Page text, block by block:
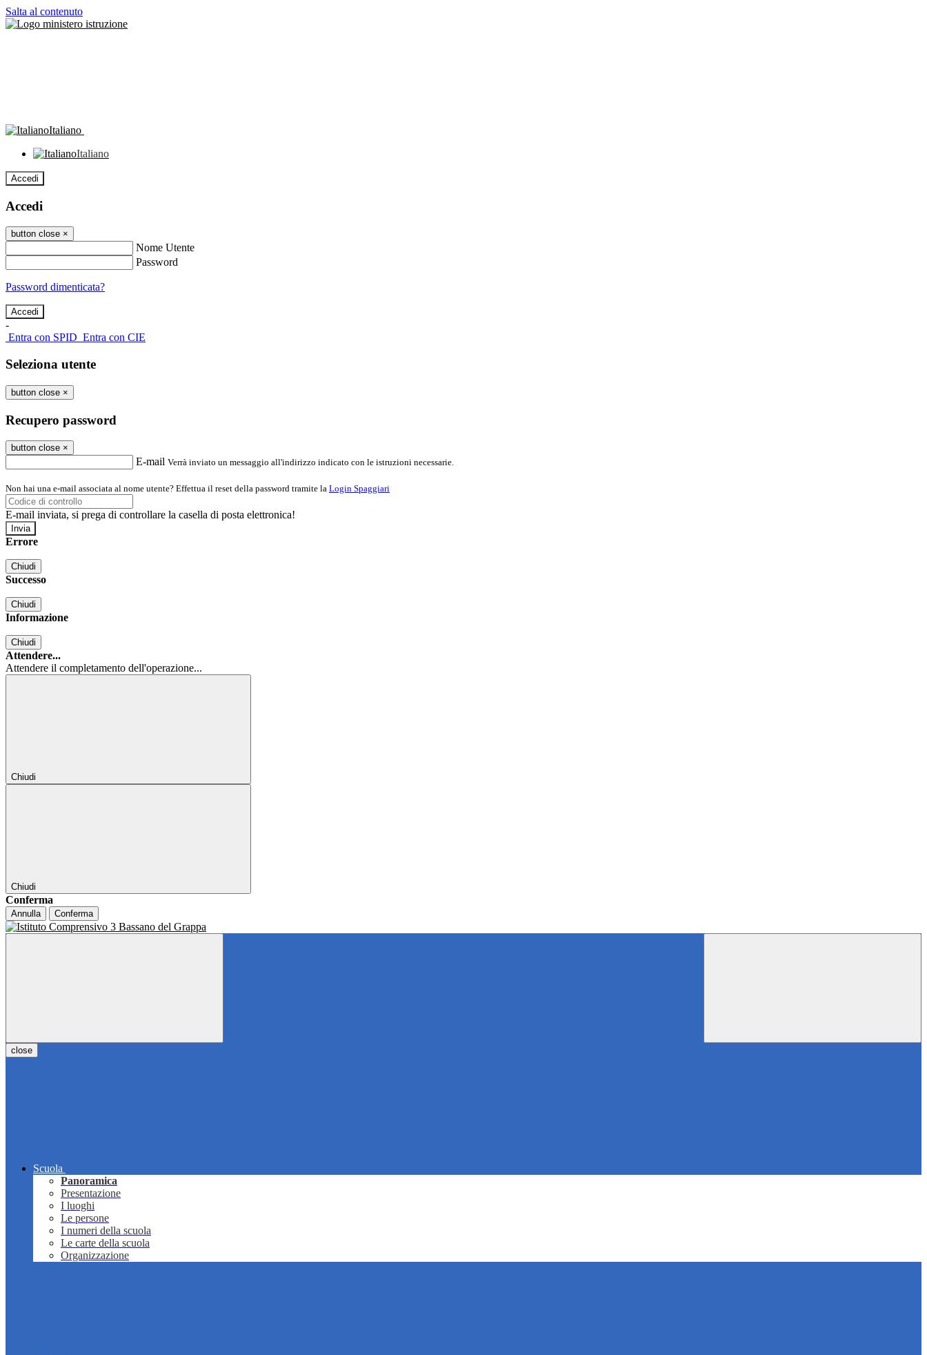
Salta al contenuto
Italiano
Italiano
Accedi
Accedi
button close ×
Nome Utente
Password
Password dimenticata?
-
Entra con SPID Entra con CIE
Seleziona utente
button close ×
Recupero password
button close ×
E-mail Verrà inviato un messaggio all'indirizzo indicato con le istruzioni necessarie.
Non hai una e-mail associata al nome utente? Effettua il reset della password tramite la Login Spaggiari
E-mail inviata, si prega di controllare la casella di posta elettronica!
Errore
Chiudi
Successo
Chiudi
Informazione
Chiudi
Attendere...
Attendere il completamento dell'operazione...
Chiudi
Chiudi
Conferma
Annulla Conferma
close
Scuola
Panoramica
Presentazione
I luoghi
Le persone
I numeri della scuola
Le carte della scuola
Organizzazione